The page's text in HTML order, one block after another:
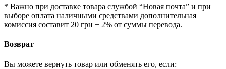
* Важно при доставке товара службой “Новая почта” и при
выборе оплата наличными средствами дополнительная
комиссия составит 20 грн + 2% от суммы перевода.
Возврат
Вы можете вернуть товар или обменять его, если: